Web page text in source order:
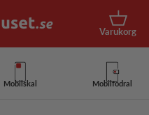
Korg
Varukorg
Mobilskal Mobilfodral